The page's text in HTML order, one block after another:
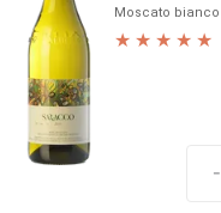
Moscato bianco
-